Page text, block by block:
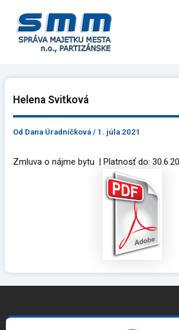
obsah
Helena Svitková
Od Dana Úradníčková/ 1. júla 2021
Zmluva o nájme bytu | Platnosť do: